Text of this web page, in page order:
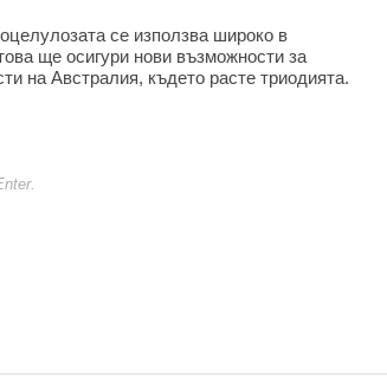
се използва широко в
ще осигури нови възможности за
на Австралия, където расте триодията.